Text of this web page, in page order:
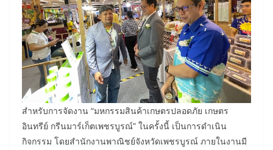
สำหรับการจัดงาน “มหกรรมสินค้าเกษตรปลอดภัย เกษตร
อินทรีย์ กรีนมาร์เก็ตเพชรบูรณ์” ในครั้งนี้ เป็นการดำเนิน
กิจกรรม โดยสำนักงานพาณิชย์จังหวัดเพชรบูรณ์ ภายในงานมี